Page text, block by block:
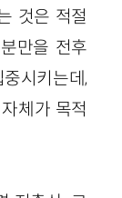
것은 적절
만을 전후
시키는데,
체가 목적